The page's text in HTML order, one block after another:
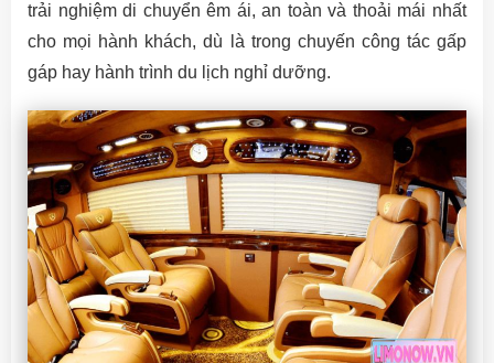
trải nghiệm di chuyển êm ái, an toàn và thoải mái nhất
cho mọi hành khách, dù là trong chuyến công tác gấp
gáp hay hành trình du lịch nghỉ dưỡng.